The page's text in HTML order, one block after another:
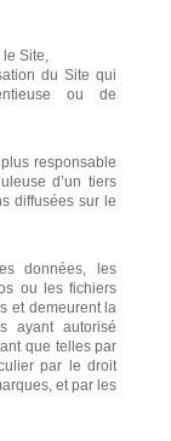
le Site,
du Site qui
ou de
responsable
d’un tiers
diffusées sur le
données, les
ou les fichiers
et demeurent la
ayant autorisé
que telles par
par le droit
et par les